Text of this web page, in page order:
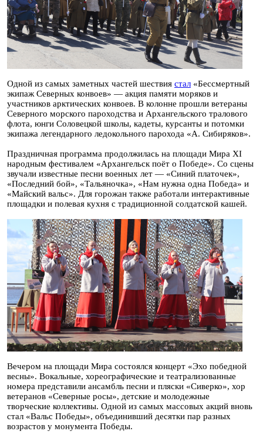
Одной из самых заметных частей шествия стал «Бессмертный
экипаж Северных конвоев» — акция памяти моряков и
участников арктических конвоев. В колонне прошли ветераны
Северного морского пароходства и Архангельского тралового
флота, юнги Соловецкой школы, кадеты, курсанты и потомки
экипажа легендарного ледокольного парохода «А. Сибиряков».
Праздничная программа продолжилась на площади Мира XI
народным фестивалем «Архангельск поёт о Победе». Со сцены
звучали известные песни военных лет — «Синий платочек»,
«Последний бой», «Тальяночка», «Нам нужна одна Победа» и
«Майский вальс». Для горожан также работали интерактивные
площадки и полевая кухня с традиционной солдатской кашей.
Вечером на площади Мира состоялся концерт «Эхо победной
весны». Вокальные, хореографические и театрализованные
номера представили ансамбль песни и пляски «Сиверко», хор
ветеранов «Северные росы», детские и молодежные
творческие коллективы. Одной из самых массовых акций вновь
стал «Вальс Победы», объединивший десятки пар разных
возрастов у монумента Победы.